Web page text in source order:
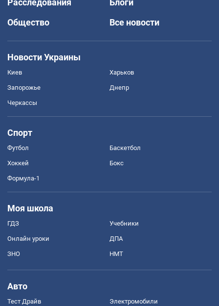
Расследования
Блоги
Общество
Все новости
Новости Украины
Киев Харьков
Запорожье Днепр
Черкассы
Спорт
Футбол Баскетбол
Хоккей Бокс
Формула-1
Моя школа
ГДЗ Учебники
Онлайн уроки ДПА
ЗНО НМТ
Авто
Тест Драйв Электромобили